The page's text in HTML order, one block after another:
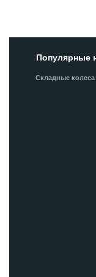
Популярные
Складные колеса